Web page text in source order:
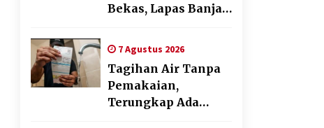
Bekas, Lapas Banjar
Cabai Dukung
Program Ketahanan
Pangan
7 Agustus 2026
Tagihan Air Tanpa
Pemakaian,
Terungkap Ada